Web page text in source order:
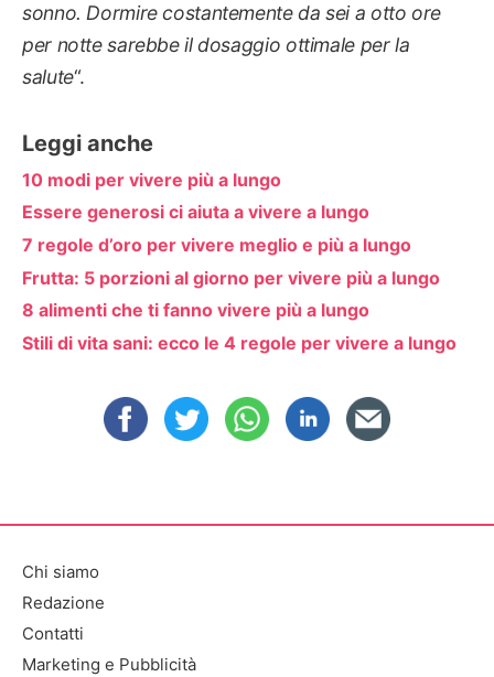
sonno. Dormire costantemente da sei a otto ore
per notte sarebbe il dosaggio ottimale per la
salute“.
Leggi anche
10 modi per vivere più a lungo
Essere generosi ci aiuta a vivere a lungo
7 regole d’oro per vivere meglio e più a lungo
Frutta: 5 porzioni al giorno per vivere più a lungo
8 alimenti che ti fanno vivere più a lungo
Stili di vita sani: ecco le 4 regole per vivere a lungo
Chi siamo
Redazione
Contatti
Marketing e Pubblicità